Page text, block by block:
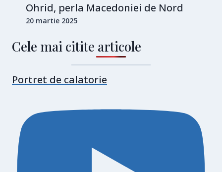
Ohrid, perla Macedoniei de Nord
20 martie 2025
Cele mai citite articole
Portret de calatorie